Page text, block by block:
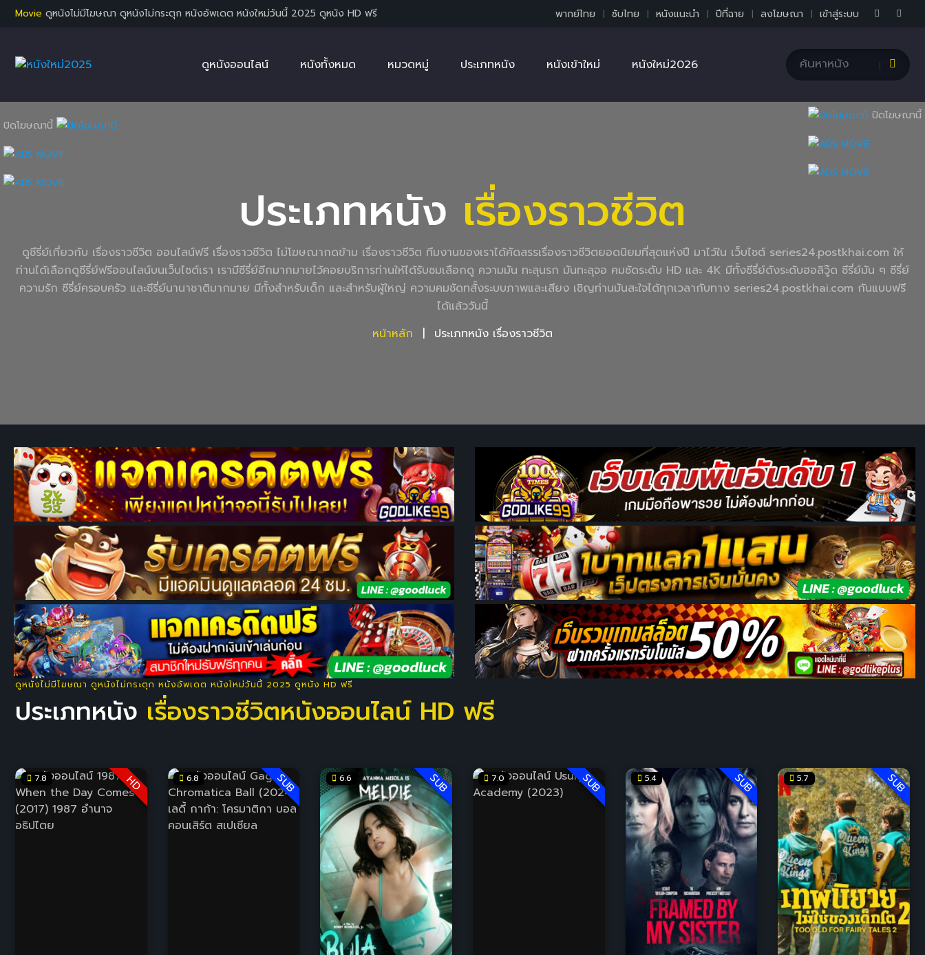
Movie ดูหนังไม่มีโฆษณา ดูหนังไม่กระตุก หนังอัพเดต หนังใหม่วันนี้ 2025 ดูหนัง HD ฟรี พากย์ไทย ซับไทย หนังแนะนำ ปีที่ฉาย ลงโฆษณา เข้าสู่ระบบ
ดูหนังออนไลน์ หนังทั้งหมด หมวดหมู่ ประเภทหนัง หนังเข้าใหม่ หนังใหม่2026
ประเภทหนัง เรื่องราวชีวิต
ดูซีรี่ย์เกี่ยวกับ เรื่องราวชีวิต ออนไลน์ฟรี เรื่องราวชีวิต ไม่โฆษณากดข้าม เรื่องราวชีวิต ทีมงานของเราได้คัดสรรเรื่องราวชีวิตยอดนิยมที่สุดแห่งปี มาไว้ใน เว็บไซต์ series24.postkhai.com ให้
ท่านได้เลือกดูซีรี่ย์ฟรีออนไลน์บนเว็บไซต์เรา เรามีซีรี่ย์อีกมากมายไว้คอยบริการท่านให้ได้รับชมเลือกดู ความมัน ทะลุนรก มันทะลุจอ คมชัดระดับ HD และ 4K มีทั้งซีรี่ย์ดังระดับฮอลิวู๊ด ซีรี่ย์มัน ๆ ซีรี่ย์
ความรัก ซีรี่ย์ครอบครัว และซีรี่ย์นานาชาติมากมาย มีทั้งสำหรับเด็ก และสำหรับผู้ใหญ่ ความคมชัดทสั้งระบบภาพและเสียง เชิญท่านมันสะใจได้ทุกเวลากับทาง series24.postkhai.com กันแบบฟรี
ได้แล้ววันนี้
หน้าหลัก
ประเภทหนัง เรื่องราวชีวิต
ดูหนังไม่มีโฆษณา ดูหนังไม่กระตุก หนังอัพเดต หนังใหม่วันนี้ 2025 ดูหนัง HD ฟรี
ประเภทหนัง เรื่องราวชีวิตหนังออนไลน์ HD ฟรี
HD
7.8 SUB
6.8 SUB
6.6 SUB
7.0 SUB
5.4 SUB
5.7
ปิดโฆษณานี้
ปิดโฆษณานี้